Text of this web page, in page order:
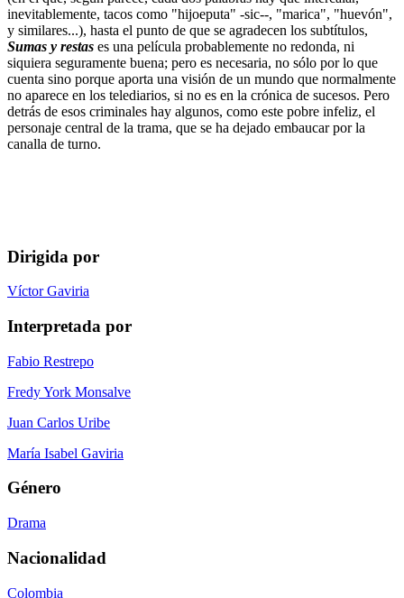
inevitablemente, tacos como "hijoeputa" -sic--, "marica", "huevón",
y similares...), hasta el punto de que se agradecen los subtítulos,
Sumas y restas es una película probablemente no redonda, ni
siquiera seguramente buena; pero es necesaria, no sólo por lo que
cuenta sino porque aporta una visión de un mundo que normalmente
no aparece en los telediarios, si no es en la crónica de sucesos. Pero
detrás de esos criminales hay algunos, como este pobre infeliz, el
personaje central de la trama, que se ha dejado embaucar por la
canalla de turno.
Dirigida por
Víctor Gaviria
Interpretada por
Fabio Restrepo
Fredy York Monsalve
Juan Carlos Uribe
María Isabel Gaviria
Género
Drama
Nacionalidad
Colombia